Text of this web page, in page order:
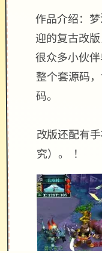
作品介绍：
迎的复古改
很众多小伙
整个套源码
码。
改版还配有
究）。 ！